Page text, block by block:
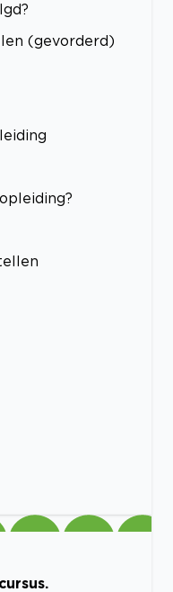
(gevorderd)